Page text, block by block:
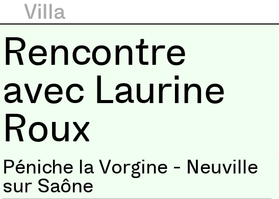
Rencontre
avec Laurine
Roux
Péniche la Vorgine - Neuville
sur Saône